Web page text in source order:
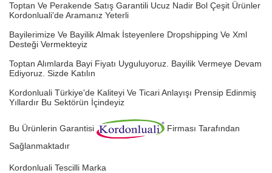
Toptan Ve Perakende Satış Garantili Ucuz Nadir Bol Çeşit Ürünler
Kordonluali'de Aramanız Yeterli
Bayilerimize Ve Bayilik Almak İsteyenlere Dropshipping Ve Xml
Desteği Vermekteyiz
Toptan Alımlarda Bayi Fiyatı Uyguluyoruz. Bayilik Vermeye Devam
Ediyoruz. Sizde Katılın
Kordonluali Türkiye'de Kaliteyi Ve Ticari Anlayışı Prensip Edinmiş
Yıllardır Bu Sektörün İçindeyiz
Bu Ürünlerin Garantisi
Firması Tarafından
Sağlanmaktadır
Kordonluali Tescilli Marka